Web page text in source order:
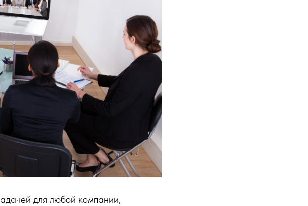
для любой компании,